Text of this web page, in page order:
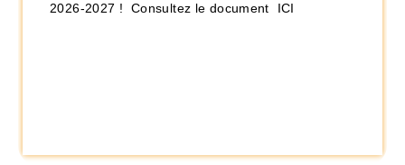
2026-2027 ! Consultez le document ICI